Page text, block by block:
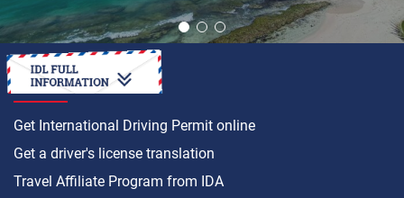
HOW TO
Get International Driving Permit online
Get a driver's license translation
Travel Affiliate Program from IDA